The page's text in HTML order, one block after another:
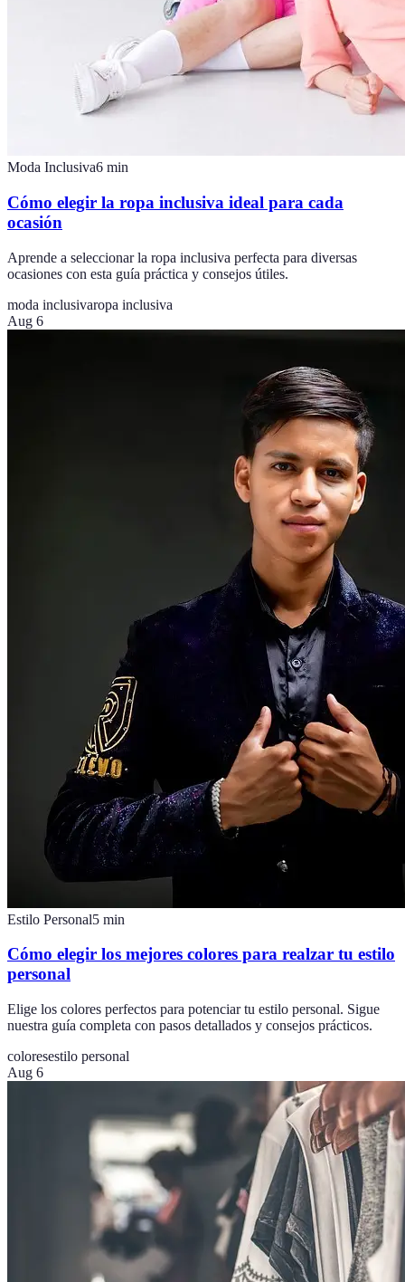
Moda Inclusiva6 min
Cómo elegir la ropa inclusiva ideal para cada
ocasión
Aprende a seleccionar la ropa inclusiva perfecta para diversas
ocasiones con esta guía práctica y consejos útiles.
moda inclusivaropa inclusiva
Aug 6
Estilo Personal5 min
Cómo elegir los mejores colores para realzar tu estilo
personal
Elige los colores perfectos para potenciar tu estilo personal. Sigue
nuestra guía completa con pasos detallados y consejos prácticos.
coloresestilo personal
Aug 6